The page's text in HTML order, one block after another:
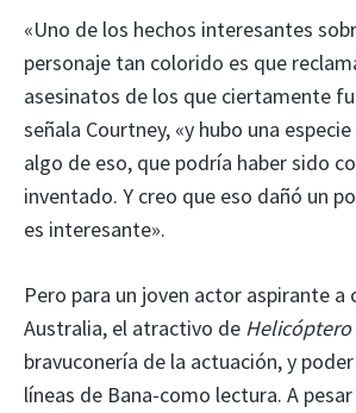
«Uno de los hechos interesantes
personaje tan colorido es que
asesinatos de los que ciertamente
señala Courtney, «y hubo una
algo de eso, que podría haber sido
inventado. Y creo que eso dañó un
es interesante».
Pero para un joven actor aspirante a
Australia, el atractivo de Helicóptero
bravuconería de la actuación, y
líneas de Bana-como lectura. A